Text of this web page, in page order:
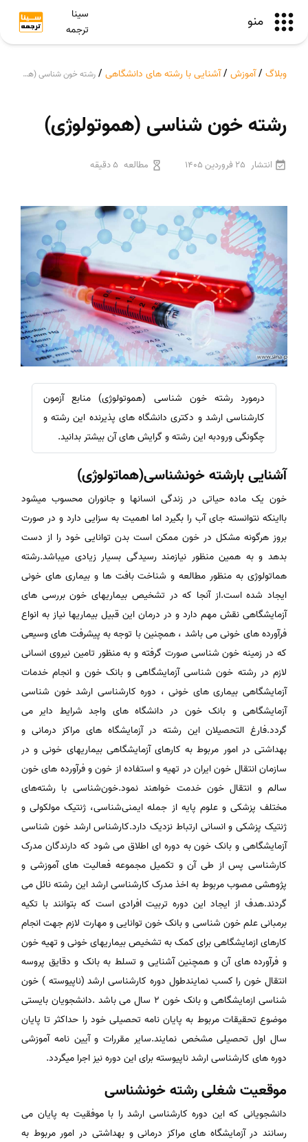
منو
سینا
ترجمه
وبلاگ /آموزش /آشنایی با رشته های دانشگاهی / رشته خون شناسی (هموتولوژی)
رشته خون شناسی (هموتولوژی)
انتشار 25 فروردین 1405 مطالعه 5 دقیقه
درمورد رشته خون شناسی (هموتولوژی) منابع آزمون
کارشناسی ارشد و دکتری دانشگاه های پذیرنده این رشته و
چگونگی ورودبه این رشته و گرایش های آن بیشتر بدانید.
آشنایی بارشته خونشناسی(هماتولوژی)
خون یک ماده حیاتی در زندگی انسانها و جانوران محسوب میشود
بااینکه نتوانسته جای آب را بگیرد اما اهمیت به سزایی دارد و در صورت
بروز هرگونه مشکل در خون ممکن است بدن توانایی خود را از دست
بدهد و به همین منظور نیازمند رسیدگی بسیار زیادی میباشد.رشته
هماتولوژی به منظور مطالعه و شناخت بافت ها و بیماری های خونی
ایجاد شده است.از آنجا که در تشخیص بیماریهای خون بررسی های
آزمایشگاهی نقش مهم دارد و در درمان این قبیل بیماریها نیاز به انواع
فرآورده های خونی می باشد ، همچنین با توجه به پیشرفت های وسیعی
که در زمینه خون شناسی صورت گرفته و به منظور تامین نیروی انسانی
لازم در رشته خون شناسی آزمایشگاهی و بانک خون و انجام خدمات
آزمایشگاهی بیماری های خونی ، دوره کارشناسی ارشد خون شناسی
آزمایشگاهی و بانک خون در دانشگاه های واجد شرایط دایر می
گردد.فارغ التحصیلان این رشته در آزمایشگاه های مراکز درمانی و
بهداشتی در امور مربوط به کارهای آزمایشگاهی بیماریهای خونی و در
سازمان انتقال خون ایران در تهیه و استفاده از خون و فرآورده های خون
سالم و انتقال خون خدمت خواهند نمود.خون‌شناسی با رشته‌های
مختلف پزشکی و علوم پایه از جمله ایمنی‌شناسی، ژنتیک مولکولی و
ژنتیک پزشکی و انسانی ارتباط نزدیک دارد.کارشناس ارشد خون شناسی
آزمایشگاهی و بانک خون به دوره ای اطلاق می شود که دارندگان مدرک
کارشناسی پس از طی آن و تکمیل مجموعه فعالیت های آموزشی و
پژوهشی مصوب مربوط به اخذ مدرک کارشناسی ارشد این رشته نائل می
گردند.هدف از ایجاد این دوره تربیت افرادی است که بتوانند با تکیه
برمبانی علم خون شناسی و بانک خون توانایی و مهارت لازم جهت انجام
کارهای ازمایشگاهی برای کمک به تشخیص بیماریهای خونی و تهیه خون
و فرآورده های آن و همچنین آشنایی و تسلط به بانک و دقایق پروسه
انتقال خون را کسب نمایندطول دوره کارشناسی ارشد (ناپیوسته ) خون
شناسی ازمایشگاهی و بانک خون ۲ سال می باشد .دانشجویان بایستی
موضوع تحقیقات مربوط به پایان نامه تحصیلی خود را حداکثر تا پایان
سال اول تحصیلی مشخص نمایند.سایر مقررات و آیین نامه آموزشی
دوره های کارشناسی ارشد ناپیوسته برای این دوره نیز اجرا میگردد.
موقعیت شغلی رشته خونشناسی
دانشجویانی که این دوره کارشناسی ارشد را با موفقیت به پایان می
رسانند در آزمایشگاه های مراکز درمانی و بهداشتی در امور مربوط به